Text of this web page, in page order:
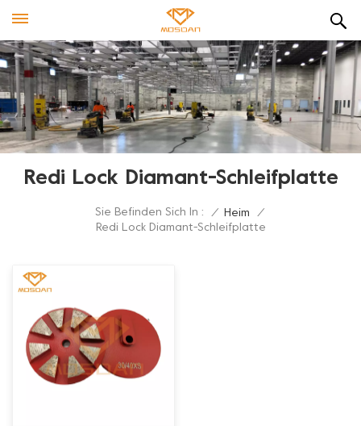
Redi Lock Diamant-Schleifplatte
Sie Befinden Sich In : / Heim
/
Redi Lock Diamant-Schleifplatte